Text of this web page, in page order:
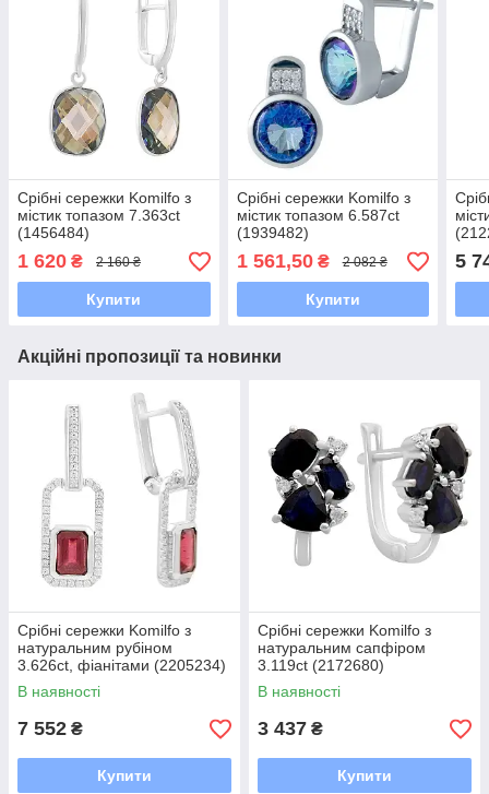
Срібні сережки Komilfo з
містик топазом 7.363ct
(1456484)
1 620 ₴ 2 160 ₴
Купити
Срібні сережки Komilfo з
містик топазом 6.587ct
(1939482)
1 561,50₴ 2 082 ₴
Купити
5
Акційні пропозиції та новинки
Срібні сережки Komilfo з
натуральним рубіном
3.626ct, фіанітами (2205234)
В наявності
7 552 ₴
Купити
Срібні сережки Komilfo з
натуральним сапфіром
3.119ct (2172680)
В наявності
3 437 ₴
Купити